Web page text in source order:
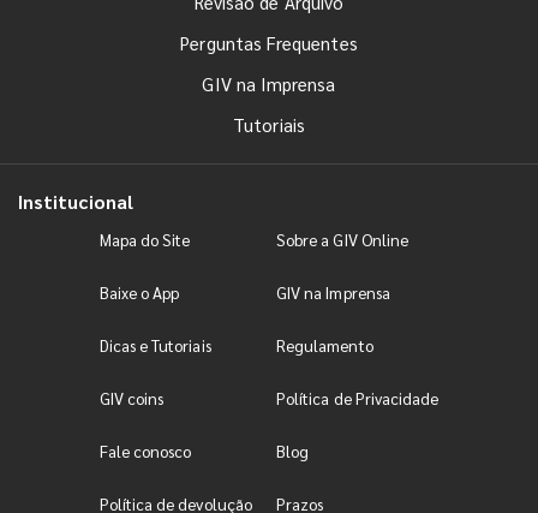
Perguntas Frequentes
GIV na Imprensa
Tutoriais
Institucional
Mapa do Site Sobre a GIV Online
Baixe o App GIV na Imprensa
Dicas e Tutoriais Regulamento
GIV coins Política de Privacidade
Fale conosco Blog
Política de devolução Prazos